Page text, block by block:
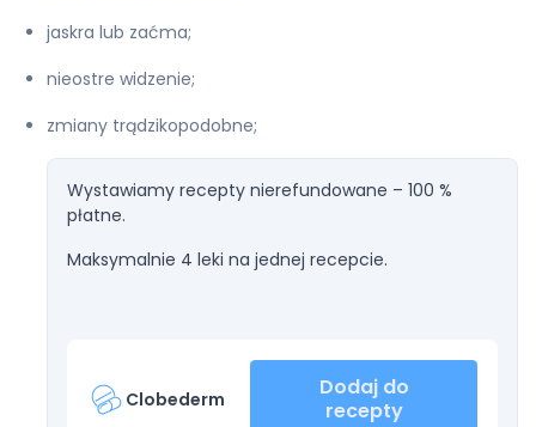
jaskra lub zaćma;
nieostre widzenie;
zmiany trądzikopodobne;
Wystawiamy recepty nierefundowane – 100 %
płatne.
Maksymalnie 4 leki na jednej recepcie.
Clobederm
Dodaj do
recepty